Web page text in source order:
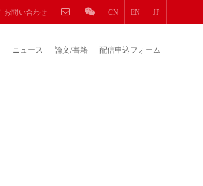
お問い合わせ CN EN JP
ニュース 論文/書籍 配信申込フォーム